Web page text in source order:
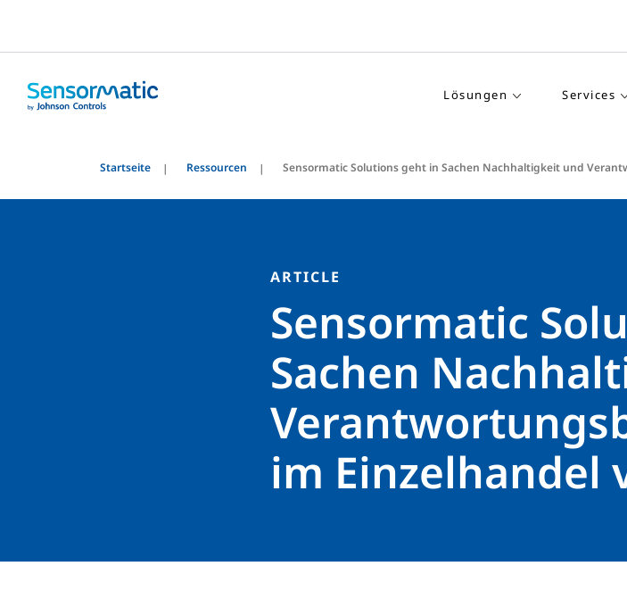
Lösungen Services
Startseite Ressourcen Sensormatic Solutions geht in Sachen Nachhaltigkeit und
ARTICLE
Sensormatic
Sachen
im Einzelhandel